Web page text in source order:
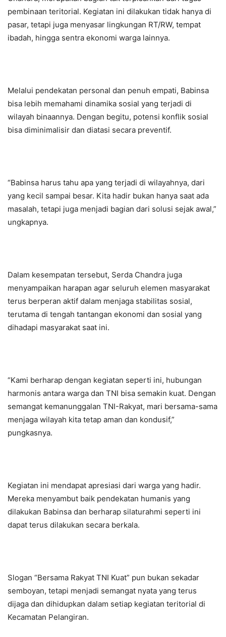
pembinaan teritorial. Kegiatan ini dilakukan tidak hanya di
pasar, tetapi juga menyasar lingkungan RT/RW, tempat
ibadah, hingga sentra ekonomi warga lainnya.
Melalui pendekatan personal dan penuh empati, Babinsa
bisa lebih memahami dinamika sosial yang terjadi di
wilayah binaannya. Dengan begitu, potensi konflik sosial
bisa diminimalisir dan diatasi secara preventif.
“Babinsa harus tahu apa yang terjadi di wilayahnya, dari
yang kecil sampai besar. Kita hadir bukan hanya saat ada
masalah, tetapi juga menjadi bagian dari solusi sejak awal,”
ungkapnya.
Dalam kesempatan tersebut, Serda Chandra juga
menyampaikan harapan agar seluruh elemen masyarakat
terus berperan aktif dalam menjaga stabilitas sosial,
terutama di tengah tantangan ekonomi dan sosial yang
dihadapi masyarakat saat ini.
“Kami berharap dengan kegiatan seperti ini, hubungan
harmonis antara warga dan TNI bisa semakin kuat. Dengan
semangat kemanunggalan TNI-Rakyat, mari bersama-sama
menjaga wilayah kita tetap aman dan kondusif,”
pungkasnya.
Kegiatan ini mendapat apresiasi dari warga yang hadir.
Mereka menyambut baik pendekatan humanis yang
dilakukan Babinsa dan berharap silaturahmi seperti ini
dapat terus dilakukan secara berkala.
Slogan “Bersama Rakyat TNI Kuat” pun bukan sekadar
semboyan, tetapi menjadi semangat nyata yang terus
dijaga dan dihidupkan dalam setiap kegiatan teritorial di
Kecamatan Pelangiran.